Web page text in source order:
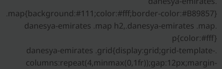
.map{background:#111;color:#fff;border-color:#B89857}
.danesya-emirates .map h2,.danesya-emirates .map
p{color:#fff}
.danesya-emirates .grid{display:grid;grid-template-
columns:repeat(4,minmax(0,1fr));gap:12px;margin-